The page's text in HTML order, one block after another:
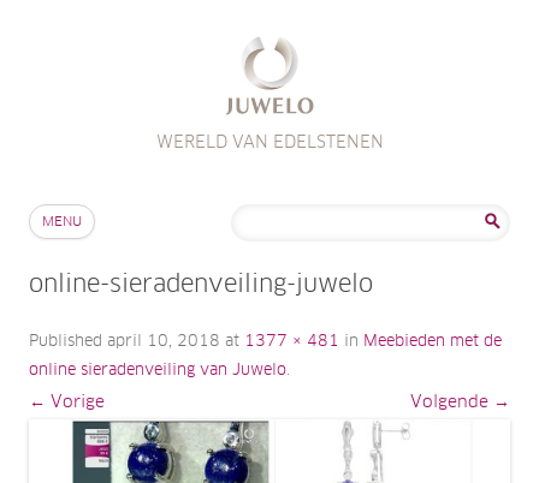
WERELD VAN EDELSTENEN
MENU
online-sieradenveiling-juwelo
Published april 10, 2018 at 1377 × 481 in Meebieden met de
online sieradenveiling van Juwelo.
← Vorige Volgende →